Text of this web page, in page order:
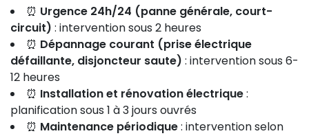
⏰ Urgence 24h/24 (panne générale, court-
circuit) : intervention sous 2 heures
⏰ Dépannage courant (prise électrique
défaillante, disjoncteur saute) : intervention sous 6-
12 heures
⏰ Installation et rénovation électrique:
planification sous 1 à 3 jours ouvrés
⏰ Maintenance périodique: intervention selon